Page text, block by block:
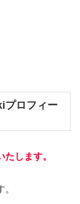
プロフィー
します。
。